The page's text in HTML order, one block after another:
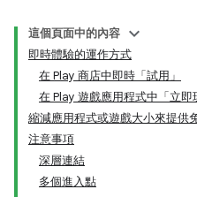
這個頁面中的內容
即時體驗的運作方式
在 Play 商店中即時「試用」
在 Play 遊戲應用程式中「立即
縮減應用程式或遊戲大小來提供
注意事項
深層連結
多個進入點